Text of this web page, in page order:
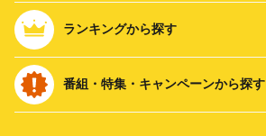
ランキングから探す
番組・特集・キャンペーンから探す